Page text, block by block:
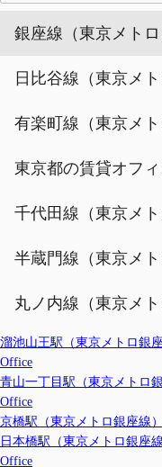
銀座線（東京メト
日比谷線（東京メ
有楽町線（東京メ
東京都の賃貸オフ
千代田線（東京メ
半蔵門線（東京メ
丸ノ内線（東京メ
溜池山王駅（東京メトロ銀
Office
青山一丁目駅（東京メトロ
Office
京橋駅（東京メトロ銀座線
日本橋駅（東京メトロ銀座
Office